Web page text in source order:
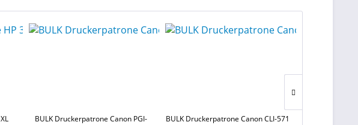
BULK Druckerpatrone Canon PGI-
BULK Druckerpatrone Canon CLI-571